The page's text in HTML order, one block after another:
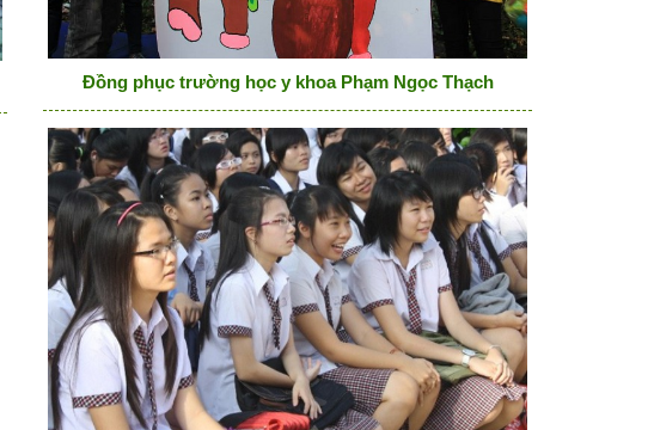
Đồng phục trường học y khoa Phạm Ngọc Thạch